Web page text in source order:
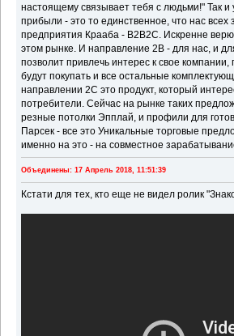
настоящему связывает тебя с людьми!" Так
прибыли - это то единственное, что нас
предприятия Крааба - B2B2C. Искренне
этом рынке. И направление 2В - для нас, и
позволит привлечь интерес к свое
будут покупать и все остальные
направлении 2С это продукт, который
потребители. Сейчас на рынке таких
резные потолки Эпплай, и профили для
Парсек - все это Уникальные торговые
именно на это - на совместное
Объединены: 17 Апрель 2018, 11:51:39
Кстати для тех, кто еще не видел ролик